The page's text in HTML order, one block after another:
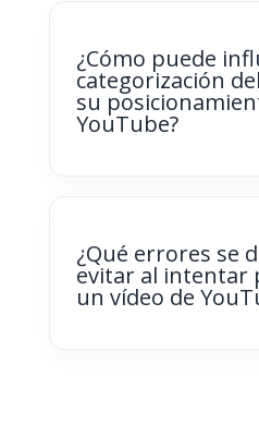
¿Cómo puede
categorización
su
YouTube?
¿Qué errores se
evitar al intentar
un vídeo de